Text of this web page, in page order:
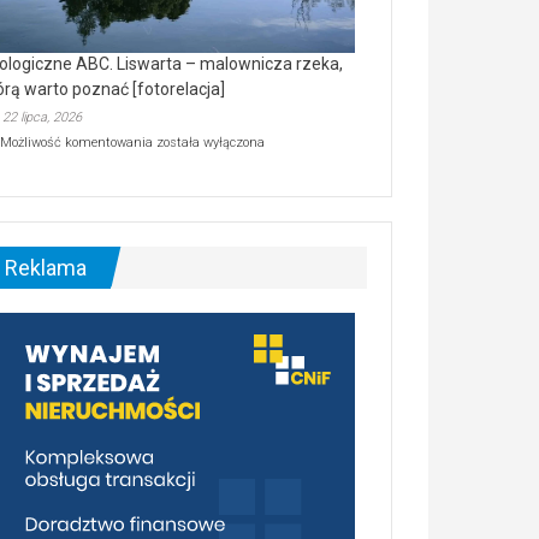
ABC. Liswarta – malownicza rzeka,
warto poznać [fotorelacja]
22 lipca, 2026
Możliwość komentowania Ekologiczne
–
malownicza
[fotorelacja]
została wyłączona
Reklama